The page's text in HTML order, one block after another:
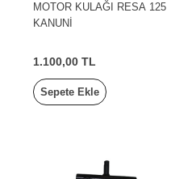
MOTOR KULAĞI RESA 125
KANUNİ
1.100,00 TL
Sepete Ekle